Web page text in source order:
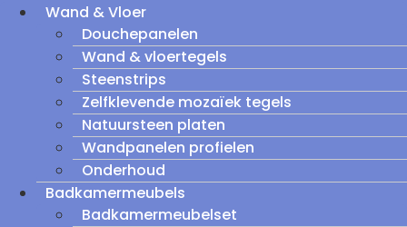
Wand & Vloer
Douchepanelen
Wand & vloertegels
Steenstrips
Zelfklevende mozaïek tegels
Natuursteen platen
Wandpanelen profielen
Onderhoud
Badkamermeubels
Badkamermeubelset